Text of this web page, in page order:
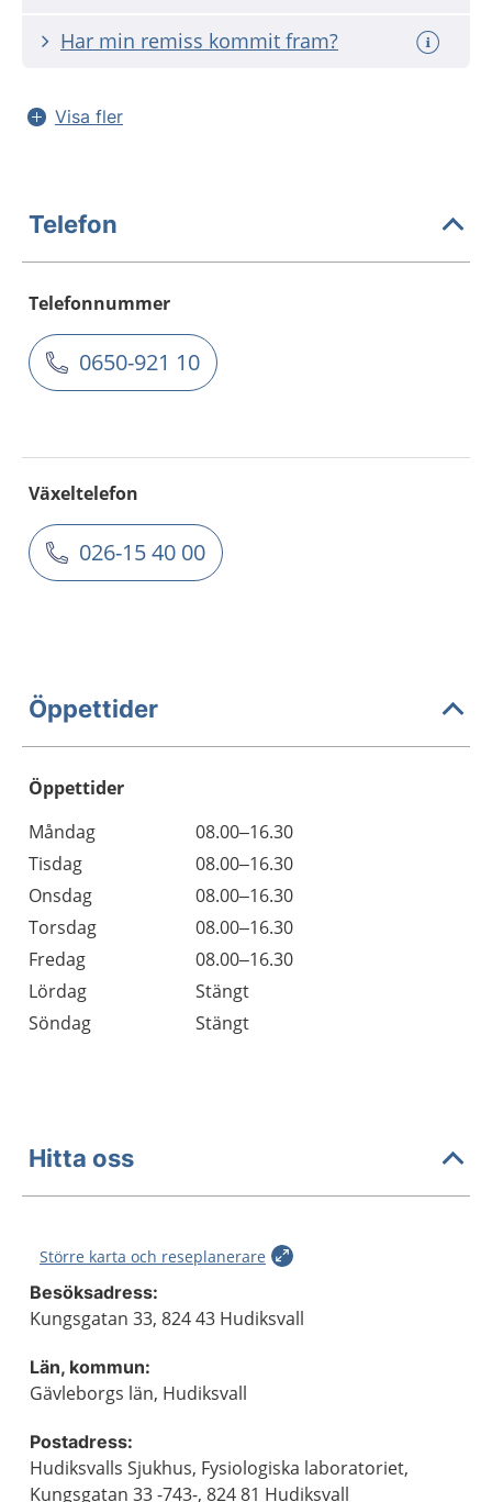
Har min remiss kommit fram?
Visa fler
Telefon
Telefonnummer
0650-921 10
Växeltelefon
026-15 40 00
Öppettider
Öppettider
Dag
Öppettider
Kommentarer
Måndag
08.00–16.30
Tisdag
08.00–16.30
Onsdag
08.00–16.30
Torsdag
08.00–16.30
Fredag
08.00–16.30
Lördag
Stängt
Söndag
Stängt
Hitta oss
Större karta och reseplanerare
Besöksadress:
Kungsgatan 33, 824 43 Hudiksvall
Län, kommun:
Gävleborgs län, Hudiksvall
Postadress:
Hudiksvalls Sjukhus, Fysiologiska laboratoriet,
Kungsgatan 33 -743-, 824 81 Hudiksvall